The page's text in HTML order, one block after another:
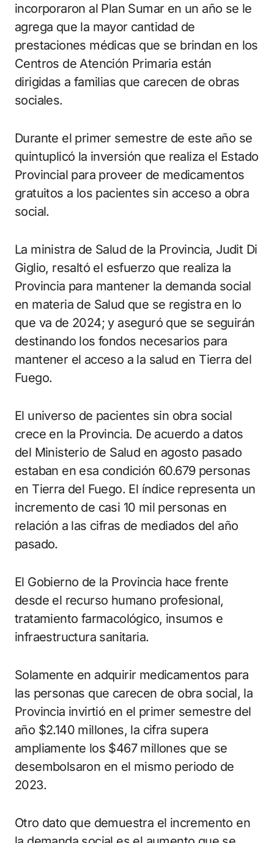
incorporaron al Plan Sumar en un año se le
agrega que la mayor cantidad de
prestaciones médicas que se brindan en los
Centros de Atención Primaria están
dirigidas a familias que carecen de obras
sociales.
Durante el primer semestre de este año se
quintuplicó la inversión que realiza el Estado
Provincial para proveer de medicamentos
gratuitos a los pacientes sin acceso a obra
social.
La ministra de Salud de la Provincia, Judit Di
Giglio, resaltó el esfuerzo que realiza la
Provincia para mantener la demanda social
en materia de Salud que se registra en lo
que va de 2024; y aseguró que se seguirán
destinando los fondos necesarios para
mantener el acceso a la salud en Tierra del
Fuego.
El universo de pacientes sin obra social
crece en la Provincia. De acuerdo a datos
del Ministerio de Salud en agosto pasado
estaban en esa condición 60.679 personas
en Tierra del Fuego. El índice representa un
incremento de casi 10 mil personas en
relación a las cifras de mediados del año
pasado.
El Gobierno de la Provincia hace frente
desde el recurso humano profesional,
tratamiento farmacológico, insumos e
infraestructura sanitaria.
Solamente en adquirir medicamentos para
las personas que carecen de obra social, la
Provincia invirtió en el primer semestre del
año $2.140 millones, la cifra supera
ampliamente los $467 millones que se
desembolsaron en el mismo periodo de
2023.
Otro dato que demuestra el incremento en